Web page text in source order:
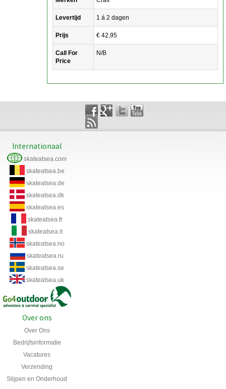
Levertijd 1 á 2 dagen
Prijs € 42,95
Call For
Price
N/B
Internationaal
skateatsea.com
skateatsea.be
skateatsea.de
skateatsea.dk
skateatsea.es
skateatsea.fr
skateatsea.it
skateatsea.no
skateatsea.ru
skateatsea.se
skateatsea.uk
Over ons
Over Ons
Bedrijfsinformatie
Vacatures
Verzending
Slijpen en Onderhoud